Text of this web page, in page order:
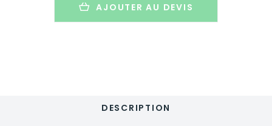
FOURBOIS
AJOUTER AU DEVIS
DESCRIPTION